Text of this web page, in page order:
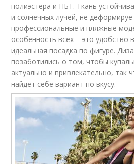
полиэстера и ПБТ. Ткань
и солнечных лучей, не
профессиональные и пляжные
особенность всех – это удобство
идеальная посадка по фигуре.
позаботились о том, чтобы
актуально и привлекательно, так
найдет себе вариант по вкусу.